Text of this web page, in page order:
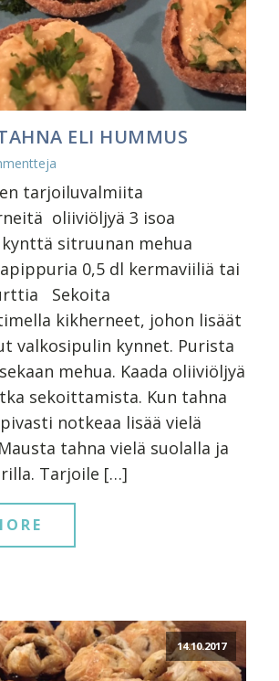
ELI HUMMUS
tarjoiluvalmiita
oliiviöljyä 3 isoa
sitruunan mehua
0,5 dl kermaviiliä tai
Sekoita
kikherneet, johon lisäät
valkosipulin kynnet. Purista
mehua. Kaada oliiviöljyä
sekoittamista. Kun tahna
notkeaa lisää vielä
tahna vielä suolalla ja
Tarjoile […]
14.10.2017